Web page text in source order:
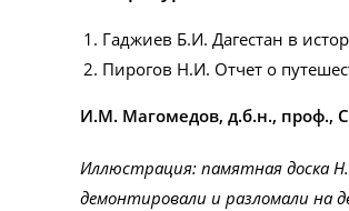
Гаджиев Б.И. Дагестан в
Пирогов Н.И. Отчет о
И.М. Магомедов, д.б.н., проф.,
Иллюстрация: памятная доска
демонтировали и разломали на